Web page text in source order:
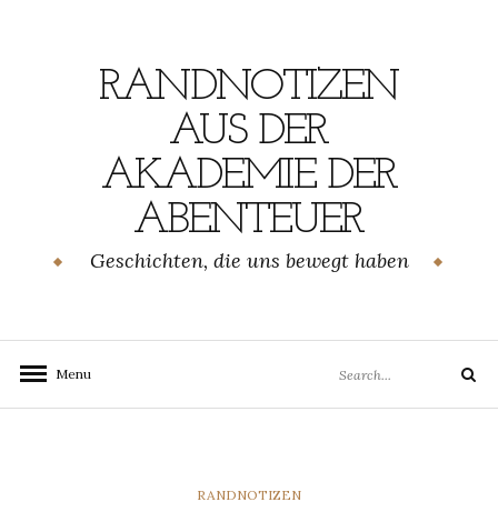
RANDNOTIZEN
AUS DER
AKADEMIE DER
ABENTEUER
Geschichten, die uns bewegt haben
Menu
for:
Search
CATEGORIES
RANDNOTIZEN